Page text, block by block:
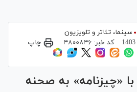
سینما،‌ تئاتر و تلویزیون
کد خبر: ۴۸۰۰۸۴۶ چاپ
«چیزنامه» به صحنه